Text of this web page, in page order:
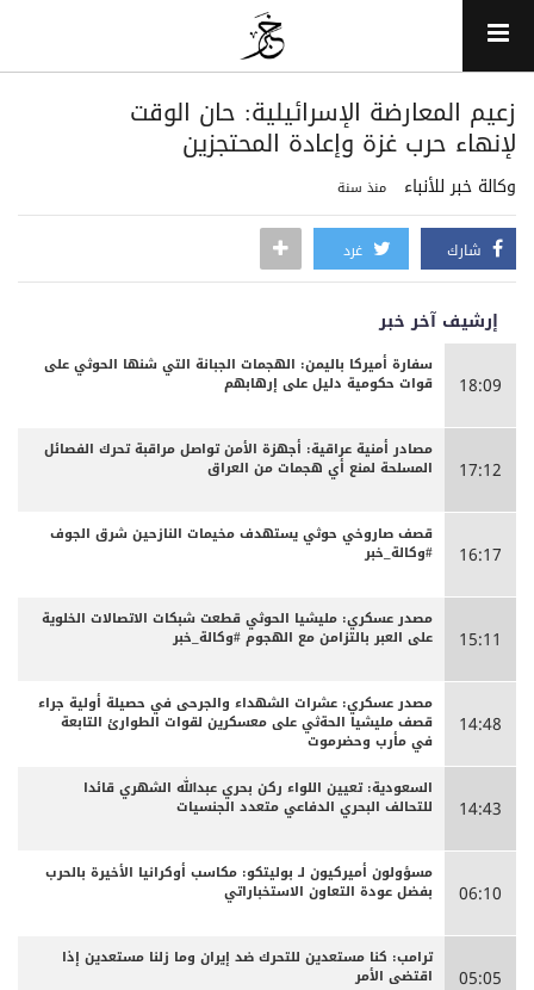
زعيم المعارضة الإسرائيلية: حان الوقت
لإنهاء حرب غزة وإعادة المحتجزين
وكالة خبر للأنباء منذ سنة
شارك غرد
إرشيف آخر خبر
18:09
سفارة أميركا باليمن: الهجمات الجبانة التي شنها الحوثي على
قوات حكومية دليل على إرهابهم
17:12
مصادر أمنية عراقية: أجهزة الأمن تواصل مراقبة تحرك الفصائل
المسلحة لمنع أي هجمات من العراق
16:17
قصف صاروخي حوثي يستهدف مخيمات النازحين شرق الجوف
#وكالة_خبر
15:11
مصدر عسكري: مليشيا الحوثي قطعت شبكات الاتصالات الخلوية
على العبر بالتزامن مع الهجوم #وكالة_خبر
14:48
مصدر عسكري: عشرات الشهداء والجرحى ‏في حصيلة أولية جراء
قصف مليشيا الحةثي على معسكرين لقوات الطوارئ التابعة
في مأرب وحضرموت
14:43
السعودية: تعيين اللواء ركن بحري عبدالله الشهري قائدا
للتحالف البحري الدفاعي متعدد الجنسيات
06:10
مسؤولون أميركيون لـ بوليتكو: مكاسب أوكرانيا الأخيرة بالحرب
بفضل عودة التعاون الاستخباراتي
05:05
ترامب: كنا مستعدين للتحرك ضد إيران وما زلنا مستعدين إذا
اقتضى الأمر